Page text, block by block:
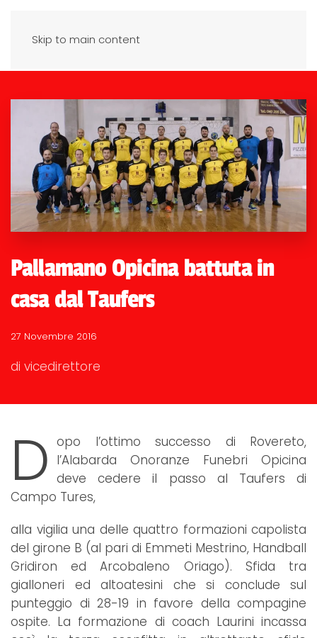
Skip to main content
Pallamano Opicina battuta in
casa dal Taufers
27 Novembre 2016
di vicedirettore
D opo l’ottimo successo di Rovereto,
l’Alabarda Onoranze Funebri Opicina
deve cedere il passo al Taufers di
Campo Tures,
alla vigilia una delle quattro formazioni capolista
del girone B (al pari di Emmeti Mestrino, Handball
Gridiron ed Arcobaleno Oriago). Sfida tra
gialloneri ed altoatesini che si conclude sul
punteggio di 28-19 in favore della compagine
ospite. La formazione di coach Laurini incassa